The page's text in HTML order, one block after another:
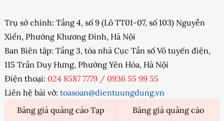
Trụ sở chính: Tầng 4, số 9 (Lô TT01-07, số 103) Nguyễn
Xiển, Phường Khương Đình, Hà Nội
Ban Biên tập: Tầng 3, tòa nhà Cục Tần số Vô tuyến điện,
115 Trần Duy Hưng, Phường Yên Hòa, Hà Nội
Điện thoại: 024 8587 7779 / 0936 55 99 55
Liên hệ bài vở: toasoan@dientuungdung.vn
Bảng giá quảng cáo Tạp
Bảng giá quảng cáo